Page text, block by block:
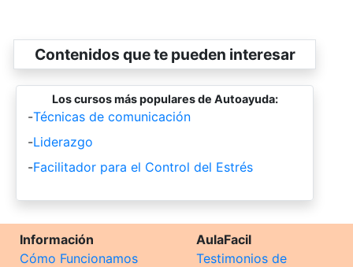
Contenidos que te pueden interesar
Los cursos más populares de Autoayuda:
-Técnicas de comunicación
-Liderazgo
-Facilitador para el Control del Estrés
Información
Cómo Funcionamos
AulaFacil
Testimonios de